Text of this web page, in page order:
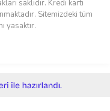
saklıdır. Kredi kartı
Sitemizdeki tüm
yasaktır.
e-